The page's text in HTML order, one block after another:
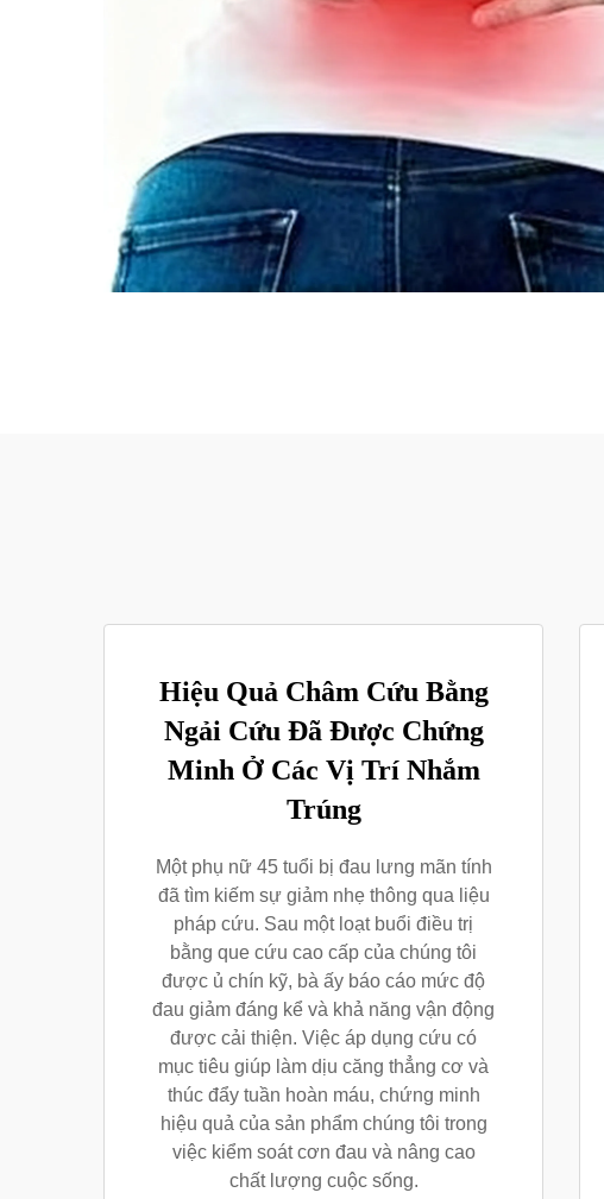
Hiệu Quả Châm Cứu Bằng
Ngải Cứu Đã Được Chứng
Minh Ở Các Vị Trí Nhắm
Trúng
Một phụ nữ 45 tuổi bị đau lưng mãn tính
đã tìm kiếm sự giảm nhẹ thông qua liệu
pháp cứu. Sau một loạt buổi điều trị
bằng que cứu cao cấp của chúng tôi
được ủ chín kỹ, bà ấy báo cáo mức độ
đau giảm đáng kể và khả năng vận động
được cải thiện. Việc áp dụng cứu có
mục tiêu giúp làm dịu căng thẳng cơ và
thúc đẩy tuần hoàn máu, chứng minh
hiệu quả của sản phẩm chúng tôi trong
việc kiểm soát cơn đau và nâng cao
chất lượng cuộc sống.